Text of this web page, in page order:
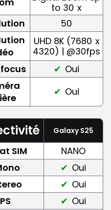
to 30 x
50
UHD 8K (7680 x
4320) | @30fps
Oui
Oui
Galaxy S25
SIM
NANO
Oui
Oui
Oui